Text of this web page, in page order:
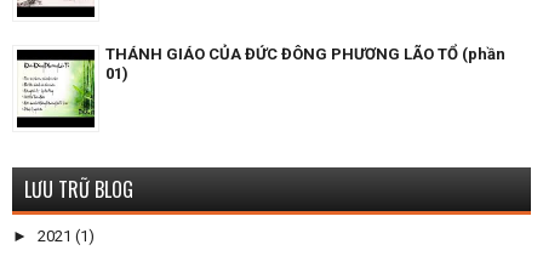
THÁNH GIÁO CỦA ĐỨC ĐÔNG PHƯƠNG LÃO TỔ (phần
01)
LƯU TRỮ BLOG
► 2021 (1)